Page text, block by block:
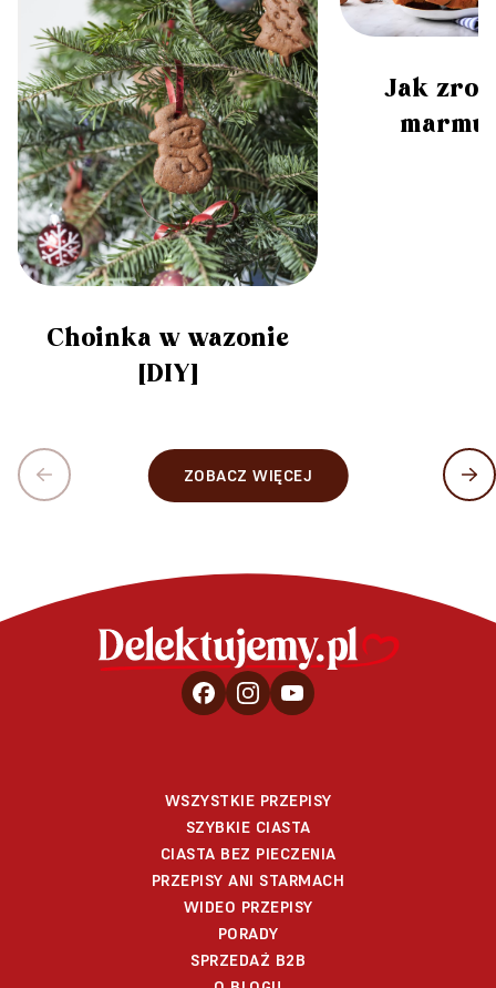
Choinka w wazonie
[DIY]
Jak
ZOBACZ WIĘCEJ
WSZYSTKIE PRZEPISY
SZYBKIE CIASTA
CIASTA BEZ PIECZENIA
PRZEPISY ANI STARMACH
WIDEO PRZEPISY
PORADY
SPRZEDAŻ B2B